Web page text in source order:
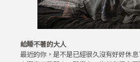
給睡不著的大人
最近的你，是不是已經很久沒有好好休